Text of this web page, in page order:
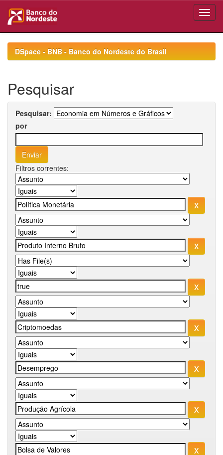
navigationDSpace - BNB - Banco do Nordeste do Brasil
Pesquisar
Pesquisar:
por
Filtros correntes: